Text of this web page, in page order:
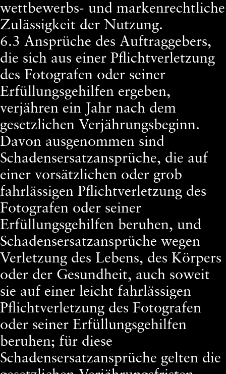
wettbewerbs- und markenrechtliche
Zulässigkeit der Nutzung.
6.3 Ansprüche des Auftraggebers,
die sich aus einer Pflichtverletzung
des Fotografen oder seiner
Erfüllungsgehilfen ergeben,
verjähren ein Jahr nach dem
gesetzlichen Verjährungsbeginn.
Davon ausgenommen sind
Schadensersatzansprüche, die auf
einer vorsätzlichen oder grob
fahrlässigen Pflichtverletzung des
Fotografen oder seiner
Erfüllungsgehilfen beruhen, und
Schadensersatzansprüche wegen
Verletzung des Lebens, des Körpers
oder der Gesundheit, auch soweit
sie auf einer leicht fahrlässigen
Pflichtverletzung des Fotografen
oder seiner Erfüllungsgehilfen
beruhen; für diese
Schadensersatzansprüche gelten die